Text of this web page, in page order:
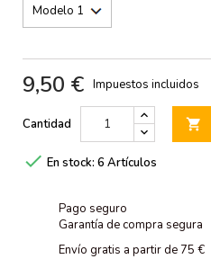
9,50 € Impuestos incluidos
Cantidad 
 En stock: 6 Artículos
Pago seguro
Garantía de compra segura
Envío gratis a partir de 75 €